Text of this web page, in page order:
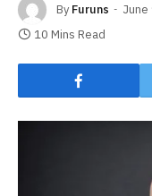
By Furuns June
10 Mins Read